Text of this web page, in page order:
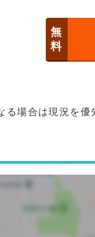
無
料
場合は現況を優